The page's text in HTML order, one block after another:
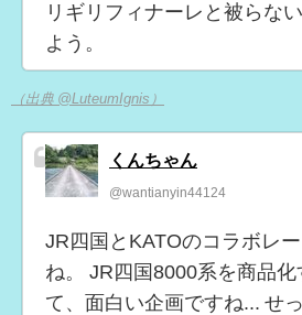
リギリフィナーレと被らな
よう。
（出典 @LuteumIgnis）
くんちゃん
@wantianyin44124
JR四国とKATOのコラボレ
ね。 JR四国8000系を商品化
て、面白い企画ですね... せ